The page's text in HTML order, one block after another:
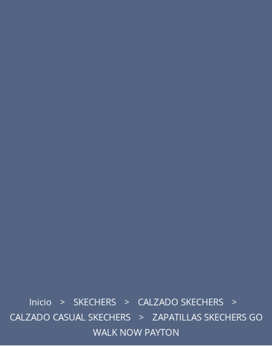
Inicio SKECHERS
CALZADO SKECHERS
CALZADO CASUAL SKECHERS
ZAPATILLAS SKECHERS GO
WALK NOW PAYTON